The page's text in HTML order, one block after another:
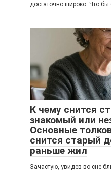
достаточно широко. Что бы
К чему снится
знакомый или
Основные
снится старый
раньше жил
Зачастую, увидев во сне